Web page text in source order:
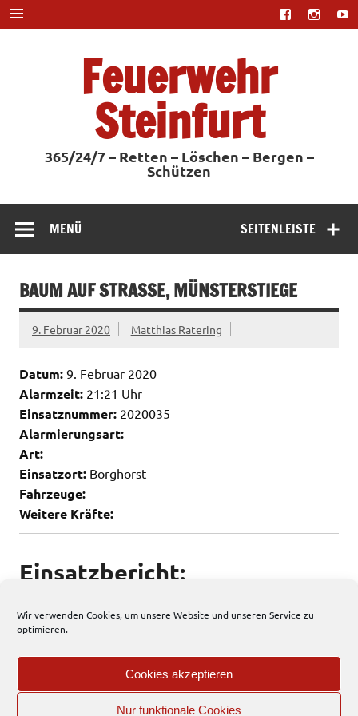
Wir verwenden Cookies, um unsere Website und unseren Service zu
optimieren.
Cookies akzeptieren
Nur funktionale Cookies
Zum
Inhalt
springen
Feuerwehr
Steinfurt
365/24/7 – Retten – Löschen – Bergen –
Schützen
SEITENLEISTE
MENÜ
BAUM AUF STRASSE, MÜNSTERSTIEGE
9. Februar 2020 Matthias Ratering
Datum: 9. Februar 2020
Alarmzeit: 21:21 Uhr
Einsatznummer: 2020035
Alarmierungsart:
Art:
Einsatzort: Borghorst
Fahrzeuge:
Weitere Kräfte:
Einsatzbericht:
Allgemein